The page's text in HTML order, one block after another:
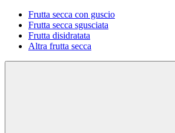
Frutta secca con guscio
Frutta secca sgusciata
Frutta disidratata
Altra frutta secca